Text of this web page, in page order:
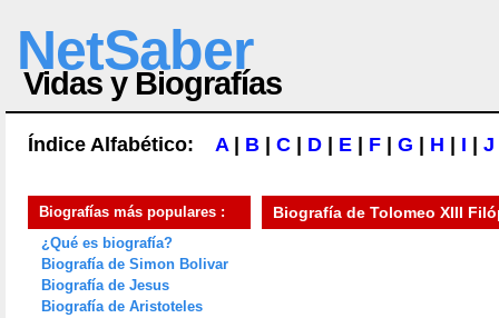
NetSaber
Vidas y Biografías
Índice Alfabético: A| B C D E F G H I J
Biografías más populares :
¿Qué es biografía?
Biografía de Simon Bolivar
Biografía de Jesus
Biografía de Aristoteles
Biografía de Tolomeo XIII